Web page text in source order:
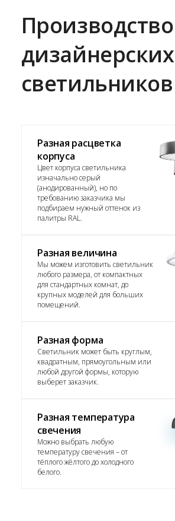
Производство
дизайнерских
светильников
Разная расцветка
корпуса
Цвет корпуса светильника
изначально серый
(анодированный), но по
требованию заказчика мы
подбираем нужный оттенок из
палитры RAL.
Разная величина
Мы можем изготовить светильник
любого размера, от компактных
для стандартных комнат, до
крупных моделей для больших
помещений.
Разная форма
Светильник может быть круглым,
квадратным, прямоугольным или
любой другой формы, которую
выберет заказчик.
Разная температура
свечения
Можно выбрать любую
температуру свечения – от
тёплого жёлтого до холодного
белого.